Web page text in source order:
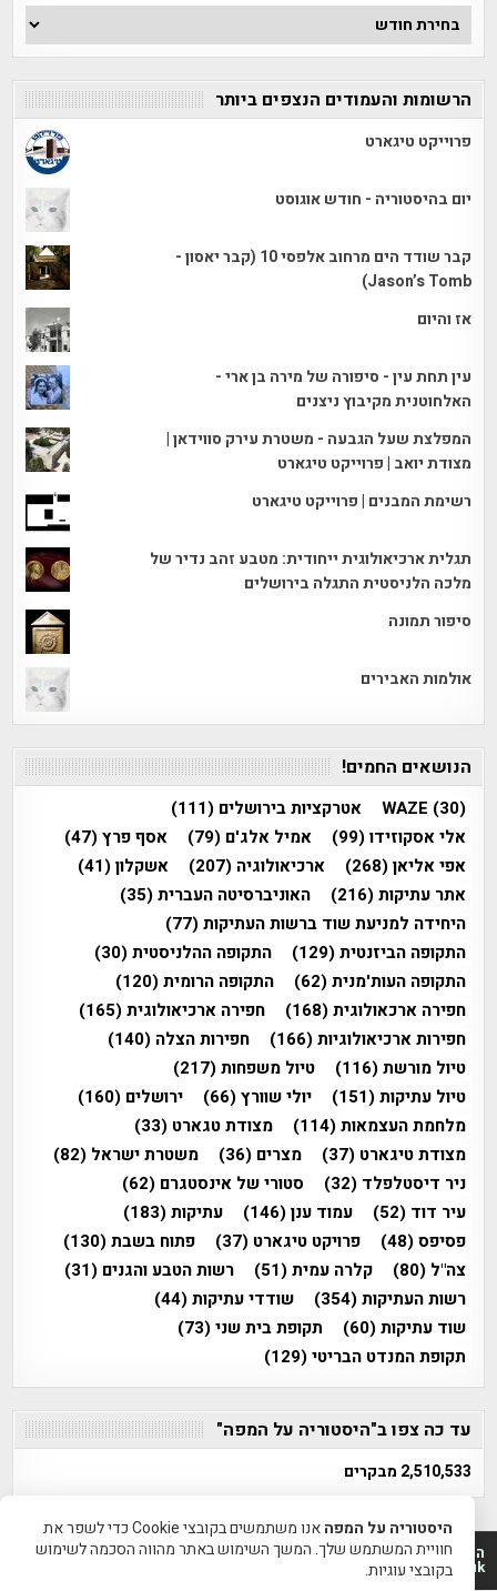
ארכיון
הכתבות
הרשומות והעמודים הנצפים ביותר
פרוייקט טיגארט
יום בהיסטוריה - חודש אוגוסט
קבר שודד הים מרחוב אלפסי 10 (קבר יאסון -
Jason’s Tomb)
אז והיום
עין תחת עין - סיפורה של מירה בן ארי -
האלחוטנית מקיבוץ ניצנים
המפלצת שעל הגבעה - משטרת עירק סווידאן |
מצודת יואב | פרוייקט טיגארט
רשימת המבנים | פרוייקט טיגארט
תגלית ארכיאולוגית ייחודית: מטבע זהב נדיר של
מלכה הלניסטית התגלה בירושלים
סיפור תמונה
אולמות האבירים
הנושאים החמים!
WAZE (30) אטרקציות בירושלים (111)
אלי אסקוזידו(99) אמיל אלג'ם (79) אסף פרץ(47)
אפי אליאן(268) ארכיאולוגיה (207) אשקלון(41)
אתר עתיקות(216) האוניברסיטה העברית(35)
היחידה למניעת שוד ברשות העתיקות(77)
התקופה הביזנטית(129) התקופה ההלניסטית(30)
התקופה העות'מנית(62) התקופה הרומית(120)
חפירה ארכאולוגית(168) חפירה ארכיאולוגית(165)
חפירות ארכיאולוגיות(166) חפירות הצלה (140)
טיול מורשת(116) טיול משפחות(217)
טיול עתיקות(151) יולי שוורץ(66) ירושלים (160)
מלחמת העצמאות(114) מצודת טגארט (33)
מצודת טיגארט (37) מצרים (36) משטרת ישראל (82)
ניר דיסטלפלד (32) סטורי של אינסטגרם (62)
עיר דוד (52) עמוד ענן(146) עתיקות(183)
פסיפס(48) פרויקט טיגארט (37) פתוח בשבת(130)
צה"ל (80) קלרה עמית(51) רשות הטבע והגנים (31)
רשות העתיקות(354) שודדי עתיקות(44)
שוד עתיקות(60) תקופת בית שני(73)
תקופת המנדט הבריטי(129)
עד כה צפו ב"היסטוריה על המפה"
2,510,533 מבקרים
היסטוריה על המפה 2011-2026 | פרוייקט טיגארט 2012-2026|
www.mapah.co.il | www.tegart.uk
היסטוריה על המפה
אנו משתמשים בקובצי Cookie כדי לשפר את
חוויית המשתמש שלך. המשך השימוש באתר מהווה הסכמה לשימוש
בקובצי עוגיות.